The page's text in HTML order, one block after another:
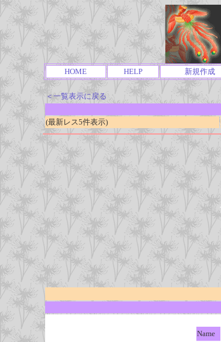
HOME HELP 新規作成
＜一覧表示に戻る
(最新レス5件表示)
Name